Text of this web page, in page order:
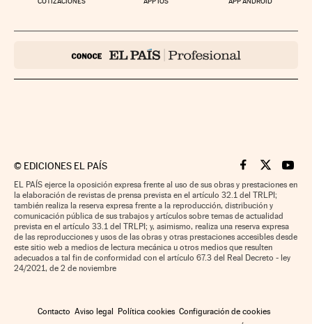
© EDICIONES EL PAÍS Cinco Días en
Cinco Días
Cinco
EL PAÍS ejerce la oposición expresa frente al uso de sus obras y prestaciones en
la elaboración de revistas de prensa prevista en el artículo 32.1 del TRLPI;
también realiza la reserva expresa frente a la reproducción, distribución y
comunicación pública de sus trabajos y artículos sobre temas de actualidad
prevista en el artículo 33.1 del TRLPI; y, asimismo, realiza una reserva expresa
de las reproducciones y usos de las obras y otras prestaciones accesibles desde
este sitio web a medios de lectura mecánica u otros medios que resulten
adecuados a tal fin de conformidad con el artículo 67.3 del Real Decreto - ley
24/2021, de 2 de noviembre
Contacto Aviso legal Política cookies Configuración de cookies